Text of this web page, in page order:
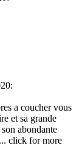
a coucher vous
et sa grande
abondante
click for more